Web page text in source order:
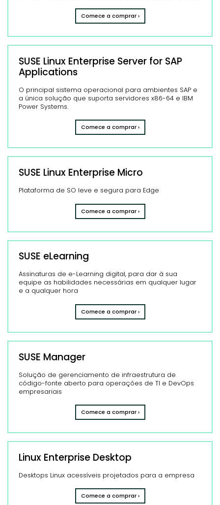
Comece a comprar ›
SUSE Linux Enterprise Server for SAP
Applications
O principal sistema operacional para ambientes SAP e
a única solução que suporta servidores x86-64 e IBM
Power Systems.
Comece a comprar ›
SUSE Linux Enterprise Micro
Plataforma de SO leve e segura para Edge
Comece a comprar ›
SUSE eLearning
Assinaturas de e-Learning digital, para dar à sua
equipe as habilidades necessárias em qualquer lugar
e a qualquer hora
Comece a comprar ›
SUSE Manager
Solução de gerenciamento de infraestrutura de
código-fonte aberto para operações de TI e DevOps
empresariais
Comece a comprar ›
Linux Enterprise Desktop
Desktops Linux acessíveis projetados para a empresa
Comece a comprar ›